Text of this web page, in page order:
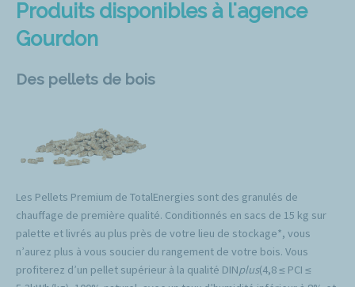
Produits disponibles à l'agence
Gourdon
Des pellets de bois
Les Pellets Premium de TotalEnergies sont des granulés de
chauffage de première qualité. Conditionnés en sacs de 15 kg sur
palette et livrés au plus près de votre lieu de stockage*, vous
n’aurez plus à vous soucier du rangement de votre bois. Vous
profiterez d’un pellet supérieur à la qualité DINplus(4,8 ≤ PCI ≤